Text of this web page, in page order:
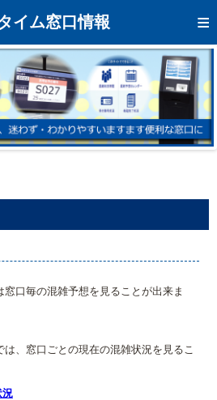
イム窓口情報
状況
口毎の混雑予想を見ることが出来ま
、窓口ごとの現在の混雑状況を見るこ
況